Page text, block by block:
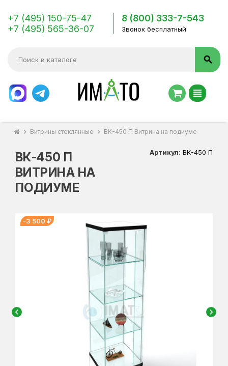
+7 (495) 150-75-47
+7 (495) 565-36-07
8 (800) 333-7-543
Звонок бесплатный
search
view_headline
chevron_right Витрины стеклянные chevron_right ВК-450 П Витрина на подиуме
ВК-450 П
ВИТРИНА НА
ПОДИУМЕ
Артикул: ВК-450 П
chevron_left chevron_right
-3 500 ₽